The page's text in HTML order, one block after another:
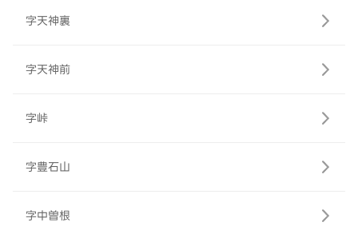
字天神裏
字天神前
字峠
字豊石山
字中曽根